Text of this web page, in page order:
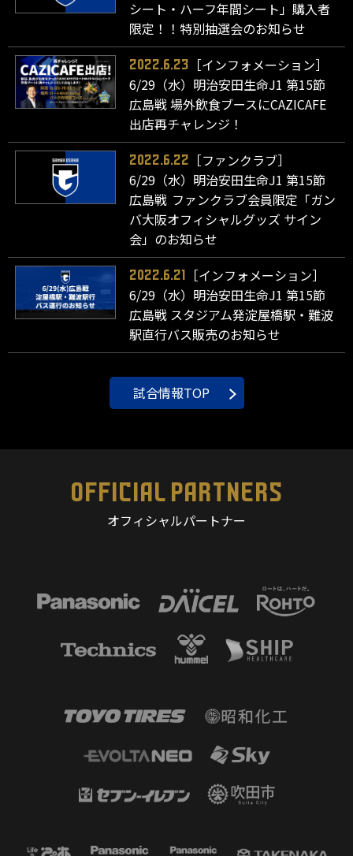
シート・ハーフ年間シート」購入者
限定！！特別抽選会のお知らせ
2022.6.23
［インフォメーション］
6/29（水）明治安田生命J1 第15節
広島戦 場外飲食ブースにCAZICAFE
出店再チャレンジ！
2022.6.22
［ファンクラブ］
6/29（水）明治安田生命J1 第15節
広島戦 ファンクラブ会員限定「ガン
バ大阪オフィシャルグッズ サイン
会」のお知らせ
2022.6.21
［インフォメーション］
6/29（水）明治安田生命J1 第15節
広島戦 スタジアム発淀屋橋駅・難波
駅直行バス販売のお知らせ
試合情報TOP
OFFICIAL PARTNERS
オフィシャルパートナー